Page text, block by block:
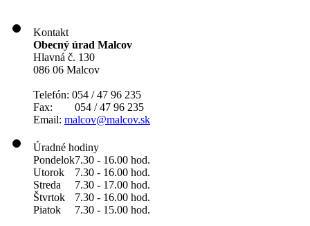
Kontakt
Obecný úrad Malcov
Hlavná č. 130
086 06 Malcov
Telefón: 054 / 47 96 235
Fax: 054 / 47 96 235
Email: malcov@malcov.sk
Úradné hodiny
Pondelok7.30 - 16.00 hod.
Utorok
7.30 - 16.00 hod.
Streda
7.30 - 17.00 hod.
Štvrtok
7.30 - 16.00 hod.
Piatok
7.30 - 15.00 hod.